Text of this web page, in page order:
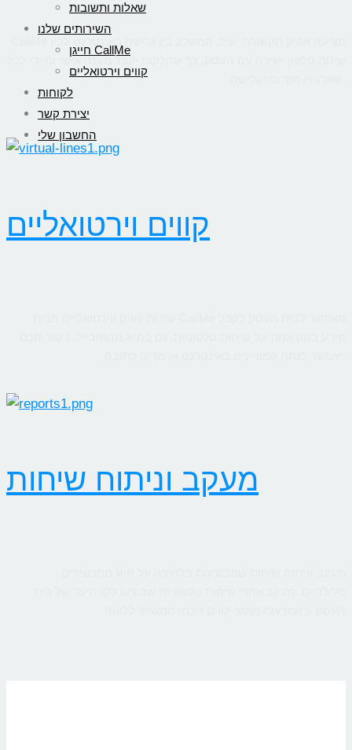
שאלות ותשובות
השירותים שלנו
חייגן CallMe
קווים וירטואליים
לקוחות
יצירת קשר
החשבון שלי
שיחת טלפון ישירה עם העסק, כך שהלקוח יקבל מענה אישי ומיידי לכל
קווים וירטואליים
מעקב וניתוח שיחות